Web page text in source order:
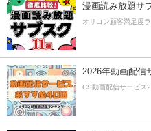
漫画読み放題サ
オリコン顧客満足度
2026年動画配信
CS動画配信サービス